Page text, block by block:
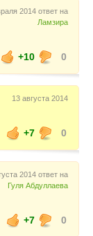
2014 ответ на
Ламзира
+10
0
13 августа 2014
+7
0
2014 ответ на
Гуля Абдуллаева
+7
0